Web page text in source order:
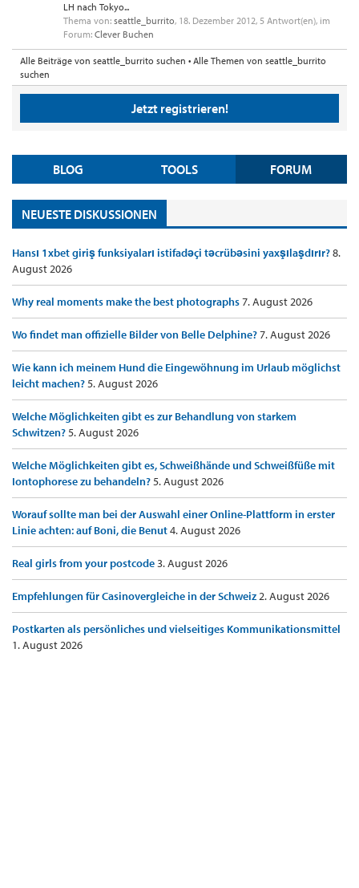
LH nach Tokyo...
Thema von: seattle_burrito, 18. Dezember 2012, 5 Antwort(en), im
Forum: Clever Buchen
Alle Beiträge von seattle_burrito suchen
Alle Themen von seattle_burrito
suchen
Jetzt registrieren!
BLOG TOOLS FORUM
NEUESTE DISKUSSIONEN
Hansı 1xbet giriş funksiyaları istifadəçi təcrübəsini yaxşılaşdırır?8.
August 2026
Why real moments make the best photographs7. August 2026
Wo findet man offizielle Bilder von Belle Delphine?7. August 2026
Wie kann ich meinem Hund die Eingewöhnung im Urlaub möglichst
leicht machen?5. August 2026
Welche Möglichkeiten gibt es zur Behandlung von starkem
Schwitzen?5. August 2026
Welche Möglichkeiten gibt es, Schweißhände und Schweißfüße mit
Iontophorese zu behandeln?5. August 2026
Worauf sollte man bei der Auswahl einer Online-Plattform in erster
Linie achten: auf Boni, die Benut4. August 2026
Real girls from your postcode3. August 2026
Empfehlungen für Casinovergleiche in der Schweiz2. August 2026
Postkarten als persönliches und vielseitiges Kommunikationsmittel
1. August 2026